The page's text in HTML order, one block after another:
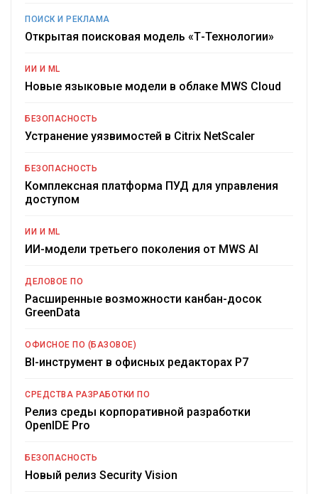
ПОИСК И РЕКЛАМА
Открытая поисковая модель «Т-Технологии»
ИИ И ML
Новые языковые модели в облаке MWS Cloud
БЕЗОПАСНОСТЬ
Устранение уязвимостей в Citrix NetScaler
БЕЗОПАСНОСТЬ
Комплексная платформа ПУД для управления
доступом
ИИ И ML
ИИ-модели третьего поколения от MWS AI
ДЕЛОВОЕ ПО
Расширенные возможности канбан-досок
GreenData
ОФИСНОЕ ПО (БАЗОВОЕ)
BI-инструмент в офисных редакторах Р7
СРЕДСТВА РАЗРАБОТКИ ПО
Релиз среды корпоративной разработки
OpenIDE Pro
БЕЗОПАСНОСТЬ
Новый релиз Security Vision